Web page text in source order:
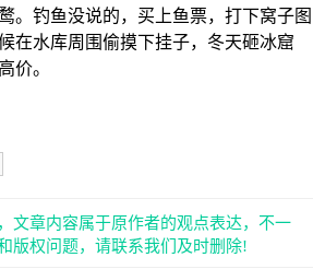
钓鱼没说的，买上鱼票，打下窝子图
在水库周围偷摸下挂子，冬天砸冰窟
价。
文章内容属于原作者的观点表达，不一
版权问题，请联系我们及时删除!